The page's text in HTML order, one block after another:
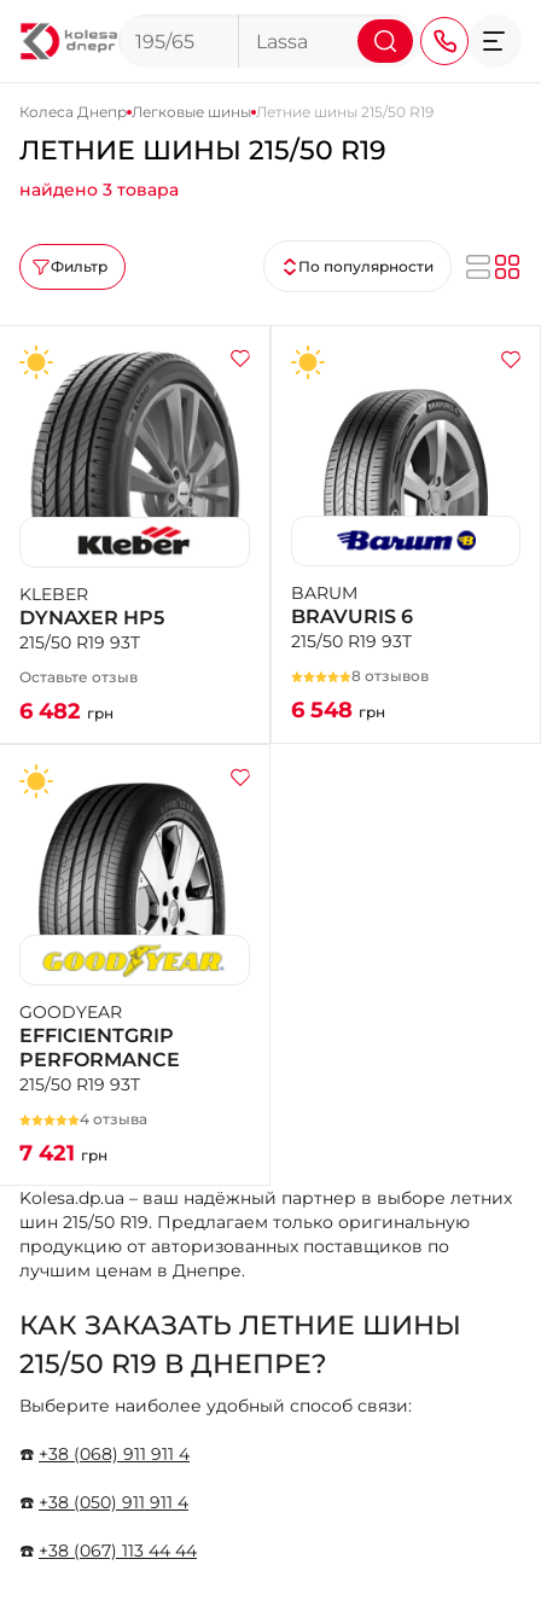
+38 (095) 276-44-44
+38 (067) 911-14-14
- на Щепкина
+38 (098) 911-911-0
- на Тополе
+38 (098) 911-911-4
- на Калиновой
+38 (077) 7-184-184
- Донецкое шоссе
+38 (050)-911-911-2
- Щепкина
+38 (099)-643-33-77
- Тополь
+38 (068)-923-74-19
- Калиновая
Колеса Днепр Легковые шины Летние шины 215/50 R19
ЛЕТНИЕ ШИНЫ 215/50 R19
найдено 3 товара
Фильтр По популярности
KLEBER
DYNAXER HP5
215/50 R19 93T
Оставьте отзыв
6 482 грн
BARUM
BRAVURIS 6
215/50 R19 93T
8 отзывов
6 548 грн
GOODYEAR
EFFICIENTGRIP
PERFORMANCE
215/50 R19 93T
4 отзыва
7 421 грн
Kolesa.dp.ua – ваш надёжный партнер в выборе летних
шин 215/50 R19. Предлагаем только оригинальную
продукцию от авторизованных поставщиков по
лучшим ценам в Днепре.
КАК ЗАКАЗАТЬ ЛЕТНИЕ ШИНЫ
215/50 R19 В ДНЕПРЕ?
Выберите наиболее удобный способ связи:
☎️ +38 (068) 911 911 4
☎️ +38 (050) 911 911 4
☎️ +38 (067) 113 44 44